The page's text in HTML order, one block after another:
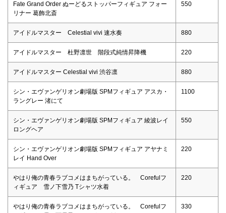
Fate Grand Order ぬーどるストッパーフィギュア フォー
リナー 葛飾北斎
550
アイドルマスター Celestial vivi 速水奏 880
アイドルマスター 杜野凛世 階段式純情昇降機 220
アイドルマスター Celestial vivi 渋谷凛 880
シン・エヴァンゲリオン劇場版 SPMフィギュア アスカ・
ラングレー 渚にて
1100
シン・エヴァンゲリオン劇場版 SPMフィギュア 綾波レイ
ロングヘア
550
シン・エヴァンゲリオン劇場版 SPMフィギュア アヤナミ
レイ Hand Over
220
やはり俺の青春ラブコメはまちがっている。 Corefulフ
ィギュア 雪ノ下雪乃 Tシャツ水着
220
やはり俺の青春ラブコメはまちがっている。 Corefulフ
330